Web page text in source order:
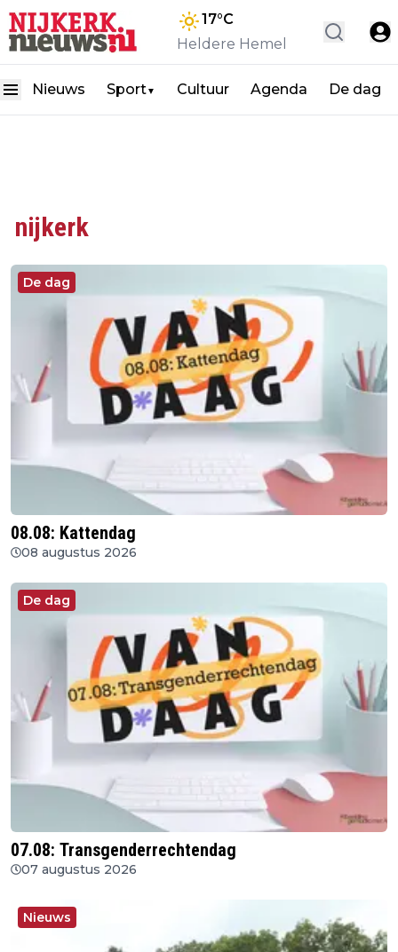
17°C
Heldere Hemel
Nieuws Sport▼ Cultuur Agenda De dag
nijkerk
De dag
08.08: Kattendag
08 augustus 2026
De dag
07.08: Transgenderrechtendag
07 augustus 2026
Nieuws